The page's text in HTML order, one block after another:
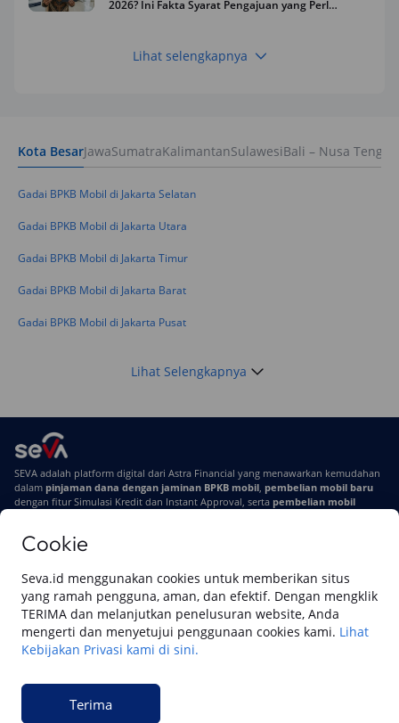
Cookie
Seva.id menggunakan cookies untuk memberikan situs
yang ramah pengguna, aman, dan efektif. Dengan mengklik
TERIMA dan melanjutkan penelusuran website, Anda
mengerti dan menyetujui penggunaan cookies kami. Lihat
Kebijakan Privasi kami di sini.
Terima
2026? Ini Fakta Syarat Pengajuan yang Perlu
Keuangan
Keuangan
Masuk BI Checking? Simak Peraturan
Lihat selengkapnya
Kota BesarJawaSumatraKalimantanSulawesiBali – Nusa
Gadai BPKB Mobil di Jakarta Selatan
Gadai BPKB Mobil di Jakarta Utara
Gadai BPKB Mobil di Jakarta Timur
Gadai BPKB Mobil di Jakarta Barat
Gadai BPKB Mobil di Jakarta Pusat
Lihat Selengkapnya
SEVA adalah platform digital dari Astra Financial yang menawarkan kemudahan
dalam pinjaman dana dengan jaminan BPKB mobil, pembelian mobil baru
dengan fitur Simulasi Kredit dan Instant Approval, serta pembelian mobil
Di SEVA #UrusanMobilSegampangItu
Tentang SEVASyarat & Ketentuan
Pemberitahuan PrivasiHubungi Kami